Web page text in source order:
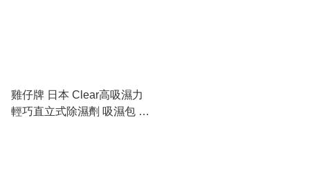
雞仔牌 日本 Clear高吸濕力
輕巧直立式除濕劑 吸濕包 1